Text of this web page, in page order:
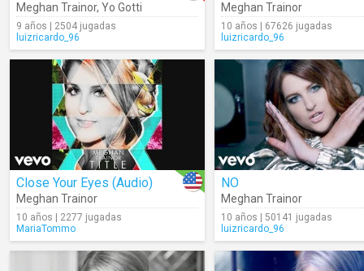
Meghan Trainor, Yo Gotti
9 años | 2504 jugadas
luizricardo_96
Meghan Trainor
10 años | 67626 jugadas
luizricardo_96
Close Your Eyes (Audio)
Meghan Trainor
10 años | 2277 jugadas
MariaTommo
NO
Meghan Trainor
10 años | 50141 jugadas
luizricardo_96